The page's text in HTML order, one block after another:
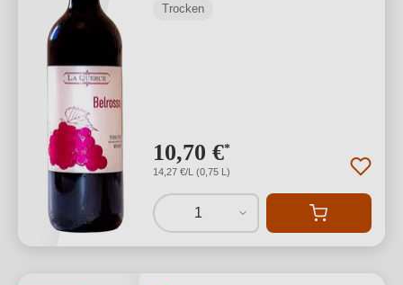
Trocken
10,70 €*
14,27 €/L (0,75 L)
1